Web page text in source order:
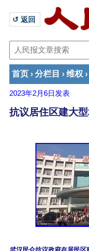
↺ 返回
首页 › 分栏目 › 维权 ›
2023年2月6日 发表
抗议居住区建大